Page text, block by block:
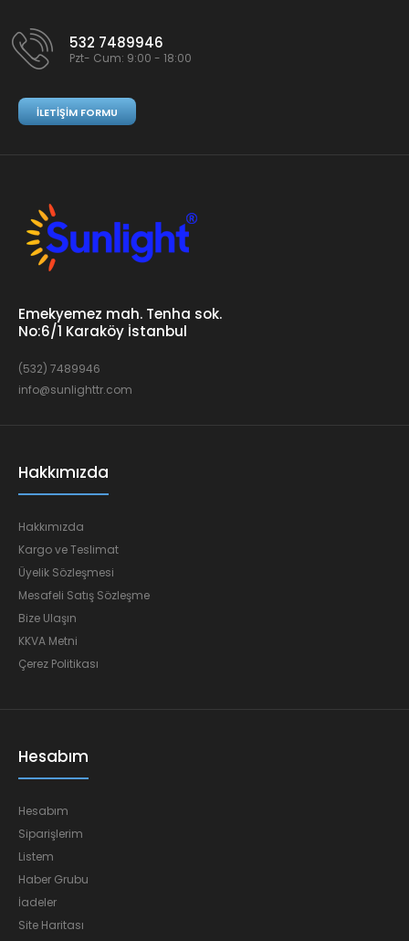
532 7489946
Pzt- Cum: 9:00 - 18:00
İLETIŞIM FORMU
Emekyemez mah. Tenha sok.
No:6/1 Karaköy İstanbul
(532) 7489946
info@sunlighttr.com
Hakkımızda
Hakkımızda
Kargo ve Teslimat
Üyelik Sözleşmesi
Mesafeli Satış Sözleşme
Bize Ulaşın
KKVA Metni
Çerez Politikası
Hesabım
Hesabım
Siparişlerim
Listem
Haber Grubu
İadeler
Site Haritası